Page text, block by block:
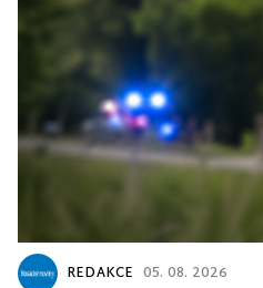
REDAKCE 05. 08. 2026